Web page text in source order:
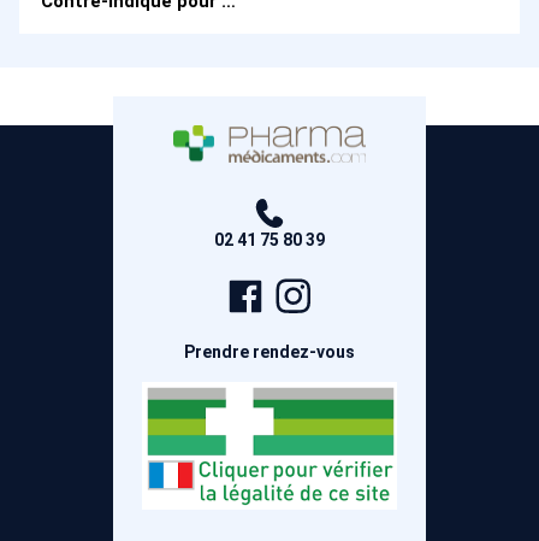
02 41 75 80 39
Page
Facebook
Prendre rendez-vous